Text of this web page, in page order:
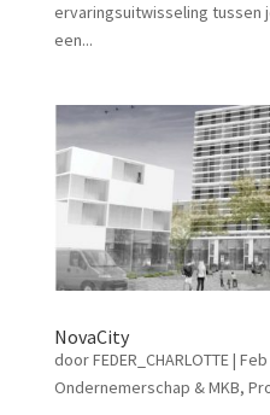
ervaringsuitwisseling tussen
een...
NovaCity
doorFEDER_CHARLOTTE|
Ondernemerschap & MKB,